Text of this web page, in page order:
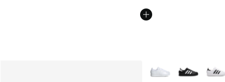
Plus de couleurs